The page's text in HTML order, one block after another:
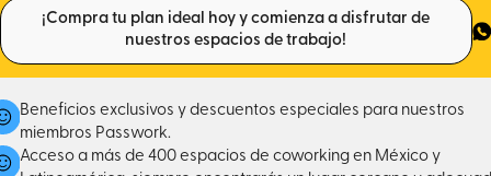
¡Compra tu plan ideal hoy y comienza a disfrutar de
nuestros espacios de trabajo!
Beneficios exclusivos y descuentos especiales para nuestros
miembros Passwork.
Acceso a más de 400 espacios de coworking en México y